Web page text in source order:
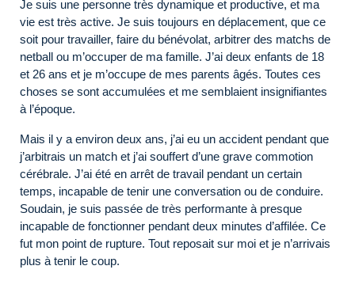
Je suis une personne très dynamique et productive, et ma
vie est très active. Je suis toujours en déplacement, que ce
soit pour travailler, faire du bénévolat, arbitrer des matchs de
netball ou m’occuper de ma famille. J’ai deux enfants de 18
et 26 ans et je m’occupe de mes parents âgés. Toutes ces
choses se sont accumulées et me semblaient insignifiantes
à l’époque.
Mais il y a environ deux ans, j’ai eu un accident pendant que
j’arbitrais un match et j’ai souffert d’une grave commotion
cérébrale. J’ai été en arrêt de travail pendant un certain
temps, incapable de tenir une conversation ou de conduire.
Soudain, je suis passée de très performante à presque
incapable de fonctionner pendant deux minutes d’affilée. Ce
fut mon point de rupture. Tout reposait sur moi et je n’arrivais
plus à tenir le coup.